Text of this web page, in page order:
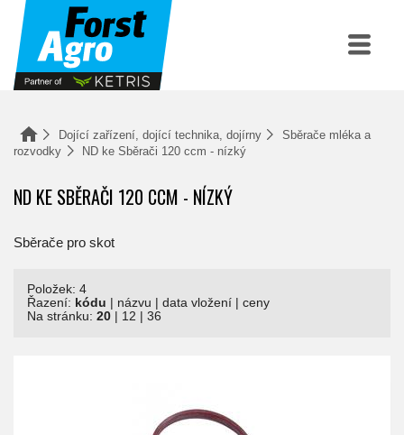
Dojící zařízení, dojící technika, dojírny
Sběrače mléka a
rozvodky
ND ke Sběrači 120 ccm - nízký
ND KE SBĚRAČI 120 CCM - NÍZKÝ
Sběrače pro skot
Položek: 4
Řazení: kódu | názvu | data vložení | ceny
Na stránku: 20 | 12 | 36